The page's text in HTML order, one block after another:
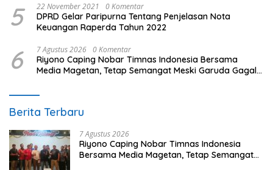
5 22 November 2021 0 Komentar
DPRD Gelar Paripurna Tentang Penjelasan Nota
Keuangan Raperda Tahun 2022
6 7 Agustus 2026 0 Komentar
Riyono Caping Nobar Timnas Indonesia Bersama
Media Magetan, Tetap Semangat Meski Garuda Gagal
Berita Terbaru
7 Agustus 2026
Riyono Caping Nobar Timnas Indonesia
Bersama Media Magetan, Tetap Semangat